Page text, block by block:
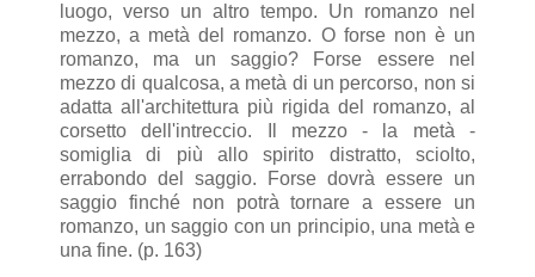
luogo, verso un altro tempo. Un romanzo nel
mezzo, a metà del romanzo. O forse non è un
romanzo, ma un saggio? Forse essere nel
mezzo di qualcosa, a metà di un percorso, non si
adatta all'architettura più rigida del romanzo, al
corsetto dell'intreccio. Il mezzo - la metà -
somiglia di più allo spirito distratto, sciolto,
errabondo del saggio. Forse dovrà essere un
saggio finché non potrà tornare a essere un
romanzo, un saggio con un principio, una metà e
una fine. (p. 163)